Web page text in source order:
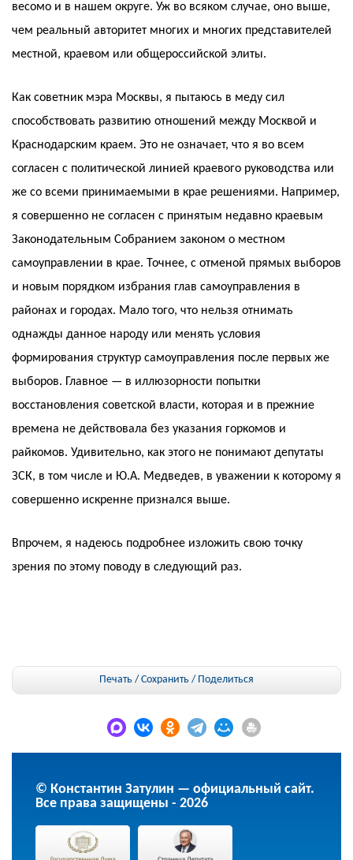
весомо и в нашем округе. Уж во всяком случае, оно выше,
чем реальный авторитет многих и многих представителей
местной, краевом или общероссийской элиты.
Как советник мэра Москвы, я пытаюсь в меду сил
способствовать развитию отношений между Москвой и
Краснодарским краем. Это не означает, что я во всем
согласен с политической линией краевого руководства или
же со всеми принимаемыми в крае решениями. Например,
я совершенно не согласен с принятым недавно краевым
Законодательным Собранием законом о местном
самоуправлении в крае. Точнее, с отменой прямых выборов
и новым порядком избрания глав самоуправления в
районах и городах. Мало того, что нельзя отнимать
однажды данное народу или менять условия
формирования структур самоуправления после первых же
выборов. Главное — в иллюзорности попытки
восстановления советской власти, которая и в прежние
времена не действовала без указания горкомов и
райкомов. Удивительно, как этого не понимают депутаты
ЗСК, в том числе и Ю.А. Медведев, в уважении к которому я
совершенно искренне признался выше.
Впрочем, я надеюсь подробнее изложить свою точку
зрения по этому поводу в следующий раз.
Печать / Сохранить / Поделиться
© Константин Затулин — официальный сайт.
Все права защищены - 2026